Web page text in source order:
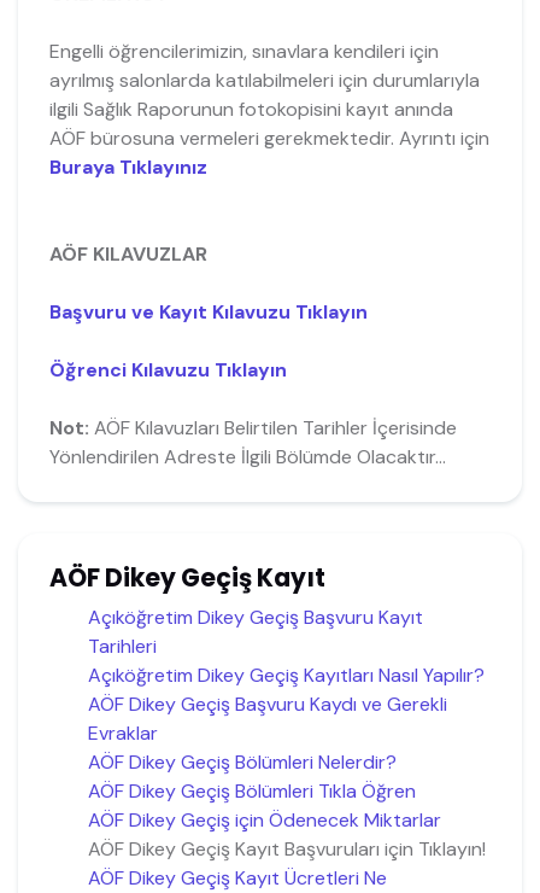
Engelli öğrencilerimizin, sınavlara kendileri için
ayrılmış salonlarda katılabilmeleri için durumlarıyla
ilgili Sağlık Raporunun fotokopisini kayıt anında
AÖF bürosuna vermeleri gerekmektedir. Ayrıntı için
Buraya Tıklayınız
AÖF KILAVUZLAR
Başvuru ve Kayıt Kılavuzu Tıklayın
Öğrenci Kılavuzu Tıklayın
Not: AÖF Kılavuzları Belirtilen Tarihler İçerisinde
Yönlendirilen Adreste İlgili Bölümde Olacaktır...
AÖF Dikey Geçiş Kayıt
Açıköğretim Dikey Geçiş Başvuru Kayıt
Tarihleri
Açıköğretim Dikey Geçiş Kayıtları Nasıl Yapılır?
AÖF Dikey Geçiş Başvuru Kaydı ve Gerekli
Evraklar
AÖF Dikey Geçiş Bölümleri Nelerdir?
AÖF Dikey Geçiş Bölümleri Tıkla Öğren
AÖF Dikey Geçiş için Ödenecek Miktarlar
AÖF Dikey Geçiş Kayıt Başvuruları için Tıklayın!
AÖF Dikey Geçiş Kayıt Ücretleri Ne